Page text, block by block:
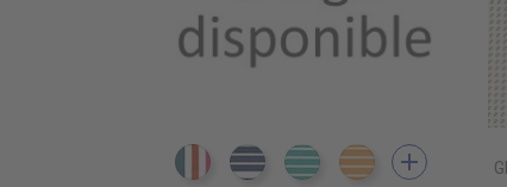
DT0211 AMSTERDAM PETR
DT0219 MARRAKECH NAVY
DT0220 MARRAKECH
DT0222
add